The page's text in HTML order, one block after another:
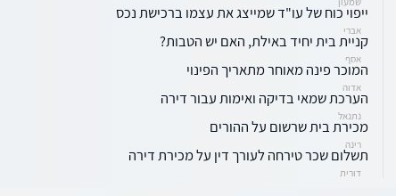
ייפוי כוח של עו"ד שמייצג את עצמו ברכישת נכס
אברי
קניית בית יחיד באילת, האם יש הטבות?
אסף
המוכר פינה מאוחר מתאריך הפינוי
אדוה
הערכת שמאי בדיקה ואימות עבור דירה
נתנאל
מכירת בית שרשום על ההורים
רינה
תשלום שכר טירחה לעורך דין על מכירת דירה
דורית